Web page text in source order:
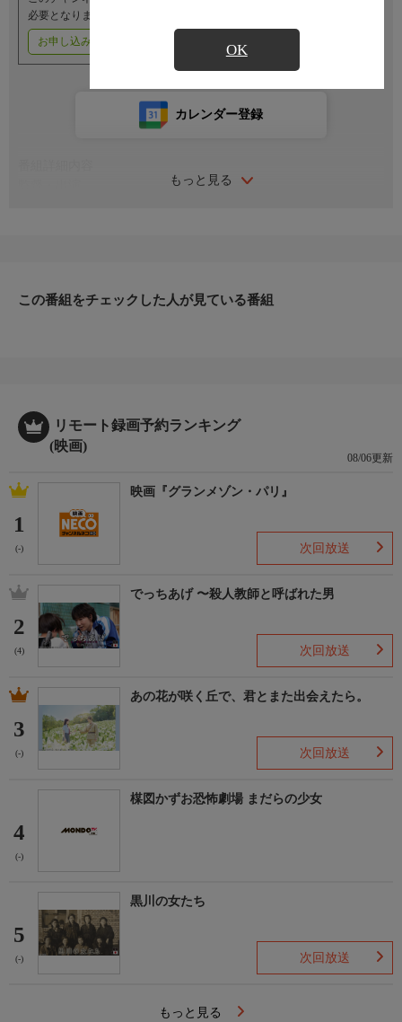
OK
必要となります。
お申し込みはこちら
もっと見る
カレンダー登録
加藤寿
が自動車部品を横流しするのを黙認しなければならなくなった。
番組内容
ある日、雑誌のペンパル・コーナーにふと目を止めた英司は、ボ
ーイ・フレンド募集の記事を読み、期待しながら次々と返事を書
くのだった。英司は手紙をくれた女性とデートを重ねるうちに、
欲情が高まっていった。そして、英司はペンパルの女性たちと関
係を重ねていく。
この番組をチェックした人が見ている番組
リモート録画予約ランキング
(映画)
08/06更新
1
(-)
映画『グランメゾン・パリ』
次回放送
2
(4)
でっちあげ 〜殺人教師と呼ばれた男
次回放送
3
(-)
あの花が咲く丘で、君とまた出会えたら。
次回放送
4
(-)
楳図かずお恐怖劇場 まだらの少女
5
(-)
黒川の女たち
次回放送
もっと見る